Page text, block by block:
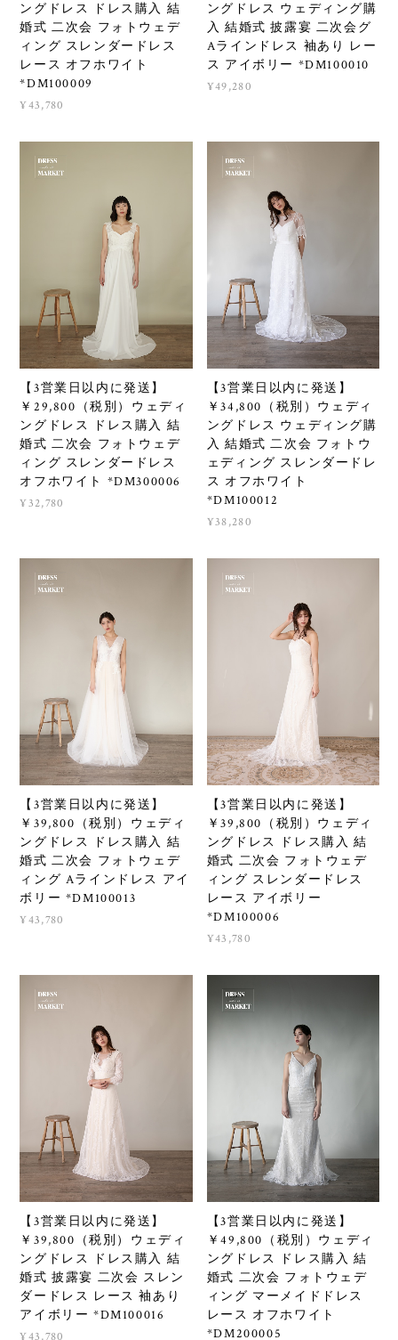
ングドレス ドレス購入 結
婚式 二次会 フォトウェデ
ィング スレンダードレス
レース オフホワイト
*DM100009
¥43,780
ングドレス ウェディング購
入 結婚式 披露宴 二次会グ
Aラインドレス 袖あり レー
ス アイボリー *DM100010
¥49,280
【3営業日以内に発送】
￥29,800（税別）ウェディ
ングドレス ドレス購入 結
婚式 二次会 フォトウェデ
ィング スレンダードレス
オフホワイト *DM300006
¥32,780
【3営業日以内に発送】
￥34,800（税別）ウェディ
ングドレス ウェディング購
入 結婚式 二次会 フォトウ
ェディング スレンダードレ
ス オフホワイト
*DM100012
¥38,280
【3営業日以内に発送】
￥39,800（税別）ウェディ
ングドレス ドレス購入 結
婚式 二次会 フォトウェデ
ィング Aラインドレス アイ
ボリー *DM100013
¥43,780
【3営業日以内に発送】
￥39,800（税別）ウェディ
ングドレス ドレス購入 結
婚式 二次会 フォトウェデ
ィング スレンダードレス
レース アイボリー
*DM100006
¥43,780
【3営業日以内に発送】
￥39,800（税別）ウェディ
ングドレス ドレス購入 結
婚式 披露宴 二次会 スレン
ダードレス レース 袖あり
アイボリー *DM100016
¥43,780
【3営業日以内に発送】
￥49,800（税別）ウェディ
ングドレス ドレス購入 結
婚式 二次会 フォトウェデ
ィング マーメイドドレス
レース オフホワイト
*DM200005